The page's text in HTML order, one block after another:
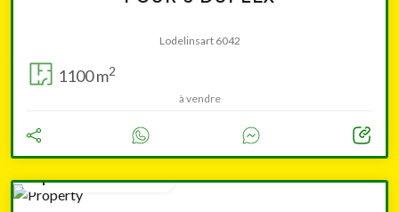
Lodelinsart 6042
1100 m2
à vendre
à partir de 395 000 €